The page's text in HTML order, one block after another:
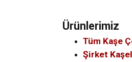
Ürünlerimiz
Tüm Kaşe
Şirket